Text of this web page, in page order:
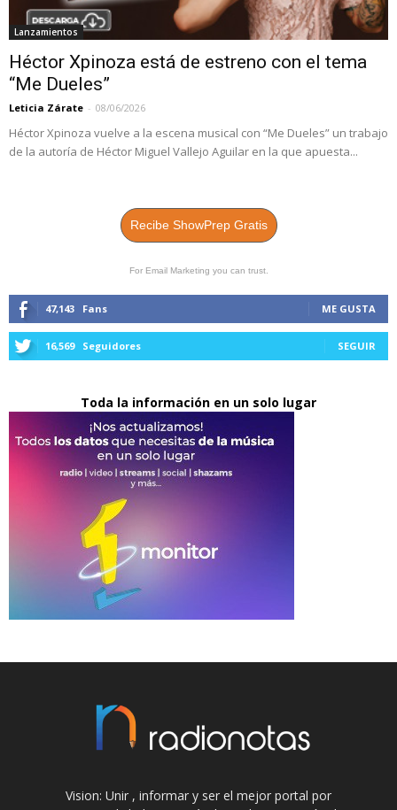
Lanzamientos
Héctor Xpinoza está de estreno con el tema
“Me Dueles”
Leticia Zárate - 08/06/2026
Héctor Xpinoza vuelve a la escena musical con “Me Dueles” un trabajo
de la autoría de Héctor Miguel Vallejo Aguilar en la que apuesta...
Recibe ShowPrep Gratis
For Email Marketing you can trust.
47,143 Fans ME GUSTA
16,569 Seguidores SEGUIR
Toda la información en un solo lugar
Vision: Unir , informar y ser el mejor portal por